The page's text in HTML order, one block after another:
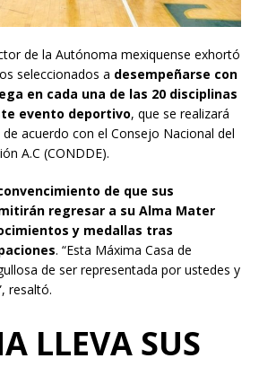
de la Autónoma mexiquense exhortó
seleccionados a desempeñarse con
en cada una de las 20 disciplinas
evento deportivo, que se realizará
acuerdo con el Consejo Nacional del
A.C (CONDDE).
de que sus
regresar a su Alma Mater
y medallas tras
. “Esta Máxima Casa de
de ser representada por ustedes y
resaltó.
LLEVA SUS